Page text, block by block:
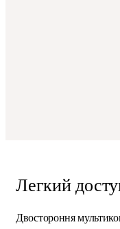
Легкий
Двостороння